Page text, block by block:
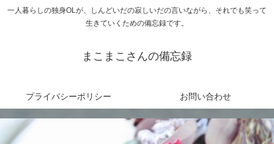
一人暮らしの独身OLが、しんどいだの寂しいだの言いながら、それでも笑って
生きていくための備忘録です。
まこまこさんの備忘録
プライバシーポリシー お問い合わせ